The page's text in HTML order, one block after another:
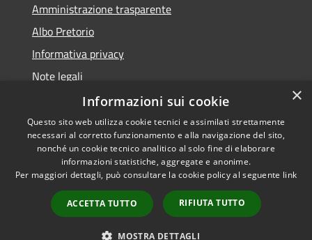
Amministrazione trasparente
Albo Pretorio
Informativa privacy
Note legali
Dichiarazione di accessibilità
RSS
Accessibilità
Copyright © 2026 • Comune di
Municipium•
Accesso
redazione
×
Informazioni sui cookie
Questo sito web utilizza cookie tecnici e assimilati strettamente
necessari al corretto funzionamento e alla navigazione del sito,
nonché un cookie tecnico analitico al solo fine di elaborare
informazioni statistiche, aggregate e anonime.
Per maggiori dettagli, può consultare la cookie policy al seguente link
ACCETTA TUTTO RIFIUTA TUTTO
MOSTRA DETTAGLI